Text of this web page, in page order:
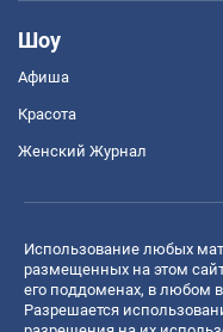
Шоу
Афиша
Красота
Женский Журнал
Использование любых
размещенных на этом
его поддоменах, в любом
Разрешается